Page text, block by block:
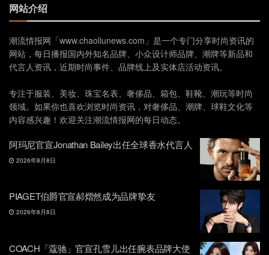
网站介绍
潮流情报网「www.chaoliunews.com」是一个专门分享时尚资讯的
网站，每日播报国内外知名品牌、小众设计师品牌、潮牌等新品和
代言人资讯，近期时尚事件、品牌线上及实体店活动资讯。
专注于服装、美妆、珠宝名表、奢侈品、箱包、鞋靴、潮玩等时尚
领域。如果你也喜欢浏览时尚资讯，对奢侈品、潮牌、球鞋文化等
内容感兴趣！欢迎关注潮流情报网的每日动态。
阿玛尼官宣Jonathan Bailey出任全球香水代言人
2026年8月8日
PIAGET伯爵官宣郝熠然成为品牌挚友
2026年8月8日
COACH「蔻驰」官宣孔雪儿出任腕表品牌大使